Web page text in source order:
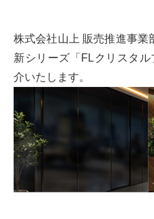
株式会社山上 販売推進事業
新シリーズ「FLクリスタ
介いたします。